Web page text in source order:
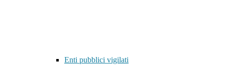
Enti pubblici vigilati